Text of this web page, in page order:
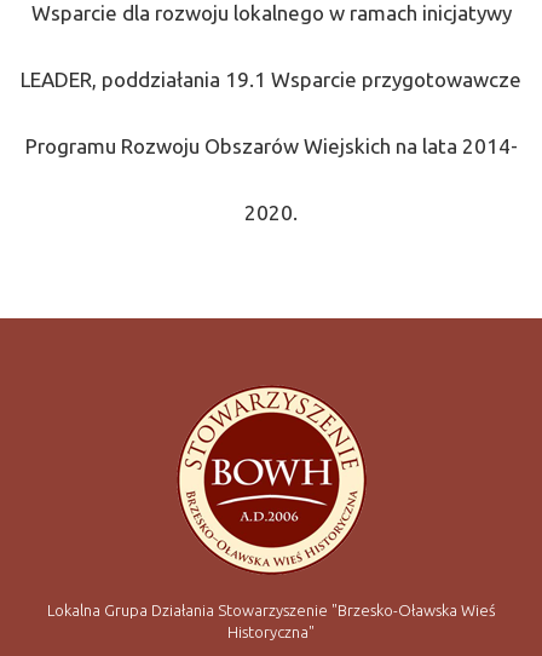
Wsparcie dla rozwoju lokalnego w ramach inicjatywy
LEADER, poddziałania 19.1 Wsparcie przygotowawcze
Programu Rozwoju Obszarów Wiejskich na lata 2014-
2020.
Lokalna Grupa Działania Stowarzyszenie "Brzesko-Oławska Wieś
Historyczna"